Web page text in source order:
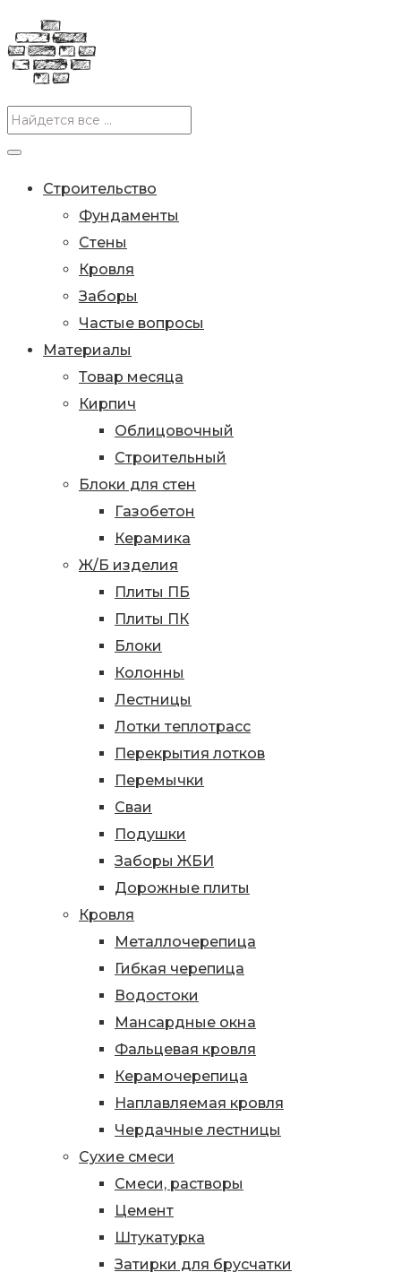
Строительство
Фундаменты
Стены
Кровля
Заборы
Частые вопросы
Материалы
Товар месяца
Кирпич
Облицовочный
Строительный
Блоки для стен
Газобетон
Керамика
Ж/Б изделия
Плиты ПБ
Плиты ПК
Блоки
Колонны
Лестницы
Лотки теплотрасс
Перекрытия лотков
Перемычки
Сваи
Подушки
Заборы ЖБИ
Дорожные плиты
Кровля
Металлочерепица
Гибкая черепица
Водостоки
Мансардные окна
Фальцевая кровля
Керамочерепица
Наплавляемая кровля
Чердачные лестницы
Сухие смеси
Смеси, растворы
Цемент
Штукатурка
Затирки для брусчатки